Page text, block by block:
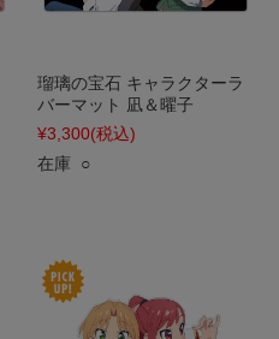
瑠璃の宝石 キャラクターラ
バーマット 凪＆曜子
¥3,300(税込)
在庫 ○